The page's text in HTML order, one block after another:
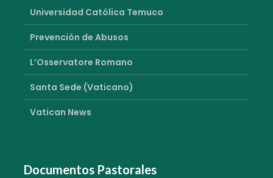
Universidad Católica Temuco
Prevención de Abusos
L’Osservatore Romano
Santa Sede (Vaticano)
Vatican News
Documentos Pastorales